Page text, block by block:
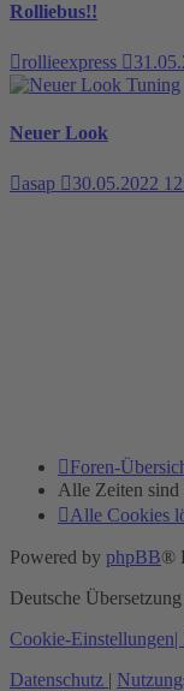
Rolliebus!!
rollieexpress
Tuning
Neuer Look
asap 30.05.2022
Foren-
Alle Zeiten sind
Alle Cookies
Powered by phpBB®
Deutsche
Cookie-Einstellungen|
Datenschutz |